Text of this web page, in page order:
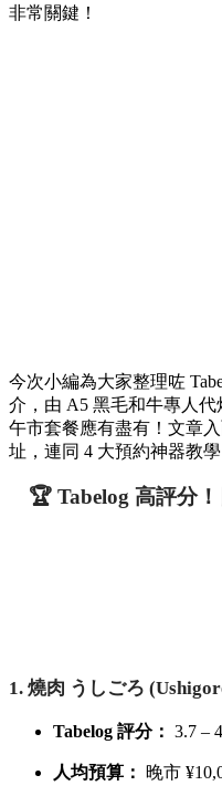
非常關鍵！
今次小編為大家整理咗
介，由 A5 黑毛和牛專人
午市套餐應有盡有！文章
址，連同 4 大預約神器教
🏆 Tabelog 高評分
1. 燒肉 うしごろ
Tabelog 評分： 3.7 –
人均預算： 晚市